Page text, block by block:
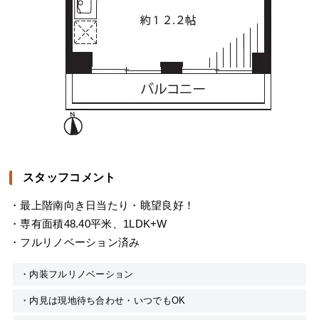
スタッフコメント
・最上階南向き日当たり・眺望良好！
・専有面積48.40平米、1LDK+W
・フルリノベーション済み
・内装フルリノベーション
・内見は現地待ち合わせ・いつでもOK